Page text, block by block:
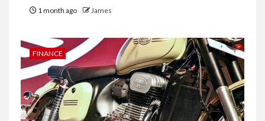
1 month ago James
FINANCE